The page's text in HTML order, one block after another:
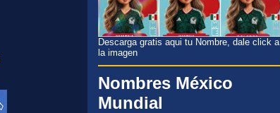
Descarga gratis aqui tu Nombre, dale click a
la imagen
Nombres México
Mundial